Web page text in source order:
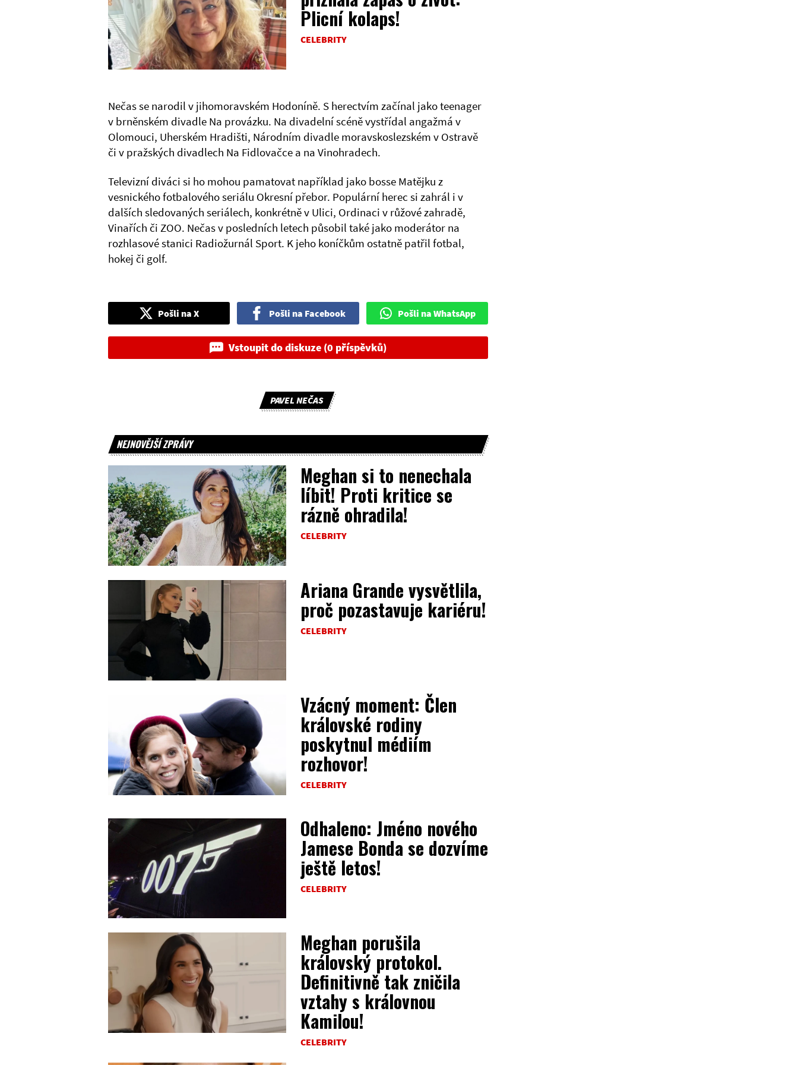
Plicní kolaps!
CELEBRITY
Nečas se narodil v jihomoravském Hodoníně. S herectvím začínal jako teenager
v brněnském divadle Na provázku. Na divadelní scéně vystřídal angažmá v
Olomouci, Uherském Hradišti, Národním divadle moravskoslezském v Ostravě
či v pražských divadlech Na Fidlovačce a na Vinohradech.
Televizní diváci si ho mohou pamatovat například jako bosse Matějku z
vesnického fotbalového seriálu Okresní přebor. Populární herec si zahrál i v
dalších sledovaných seriálech, konkrétně v Ulici, Ordinaci v růžové zahradě,
Vinařích či ZOO. Nečas v posledních letech působil také jako moderátor na
rozhlasové stanici Radiožurnál Sport. K jeho koníčkům ostatně patřil fotbal,
hokej či golf.
Pošli na X Pošli na Facebook Pošli na WhatsApp
Vstoupit do diskuze (0 příspěvků)
PAVEL NEČAS
NEJNOVĚJŠÍ ZPRÁVY
Meghan si to nenechala
líbit! Proti kritice se
rázně ohradila!
CELEBRITY
Ariana Grande vysvětlila,
proč pozastavuje kariéru!
CELEBRITY
Vzácný moment: Člen
královské rodiny
poskytnul médiím
rozhovor!
CELEBRITY
Odhaleno: Jméno nového
Jamese Bonda se dozvíme
ještě letos!
CELEBRITY
Meghan porušila
královský protokol.
Definitivně tak zničila
vztahy s královnou
Kamilou!
CELEBRITY